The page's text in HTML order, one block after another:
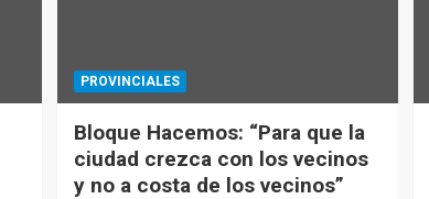
PROVINCIALES
Bloque Hacemos: “Para que la
ciudad crezca con los vecinos
y no a costa de los vecinos”